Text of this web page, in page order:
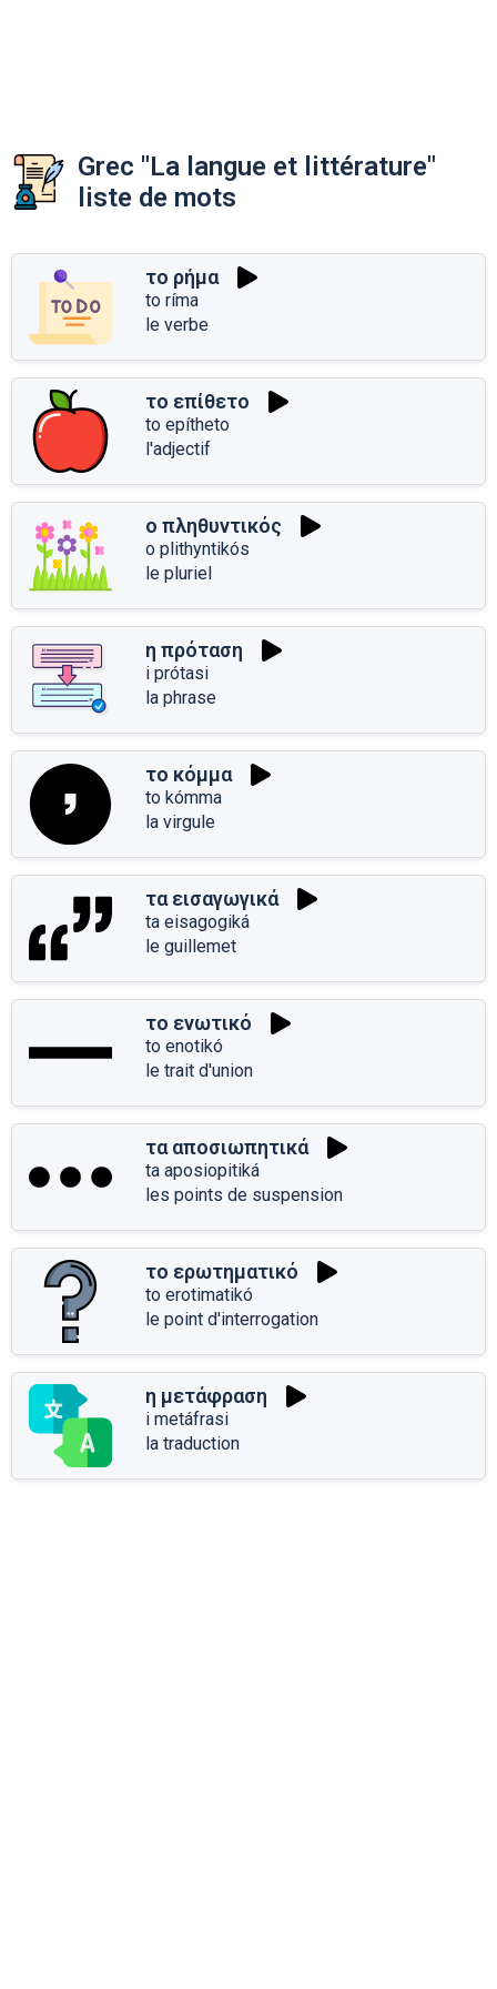
Grec "La langue et littérature"
liste de mots
το ρήμα
to ríma
le verbe
το επίθετο
to epítheto
l'adjectif
ο πληθυντικός
o plithyntikós
le pluriel
η πρόταση
i prótasi
la phrase
το κόμμα
to kómma
la virgule
τα εισαγωγικά
ta eisagogiká
le guillemet
το ενωτικό
to enotikó
le trait d'union
τα αποσιωπητικά
ta aposiopitiká
les points de suspension
το ερωτηματικό
to erotimatikó
le point d'interrogation
η μετάφραση
i metáfrasi
la traduction